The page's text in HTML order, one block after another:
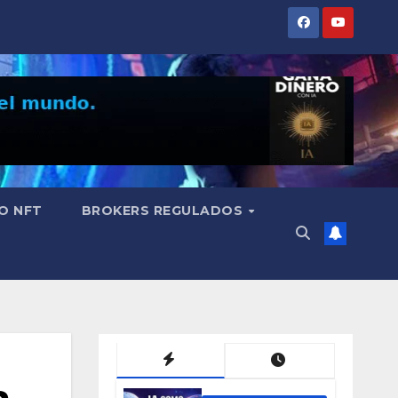
NFT BROKERS REGULADOS